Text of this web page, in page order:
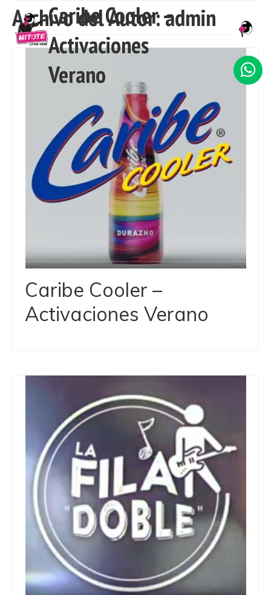
Caribe Cooler –
Activaciones
Verano
NOSOTROS
SERVICIOS
TRABAJO
CLIENTES
CONTACTO
Archivo del Autor: admin
Caribe Cooler –
Activaciones Verano